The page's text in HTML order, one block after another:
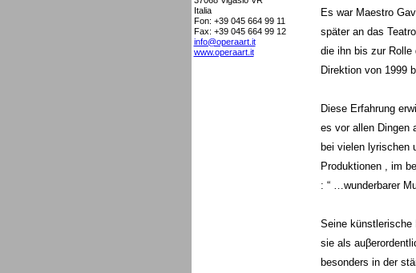
Italia
Fon: +39 045 664 99 11
Fax: +39 045 664 99 12
info@operaart.it
www.operaart.it
Es war Maestro
später an das
die ihn bis zur Rolle
Direktion von 1999
Diese Erfahrung
es vor allen Dingen
bei vielen lyrischen
Produktionen , im
: “ …wunderbarer
Seine künstlerische
sie als
besonders in der